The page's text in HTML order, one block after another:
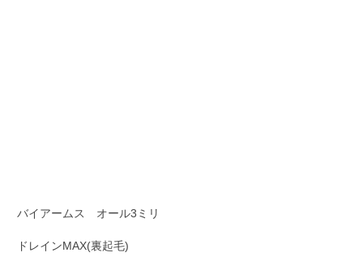
バイアームス オール3ミリ
ドレインMAX(裏起毛)